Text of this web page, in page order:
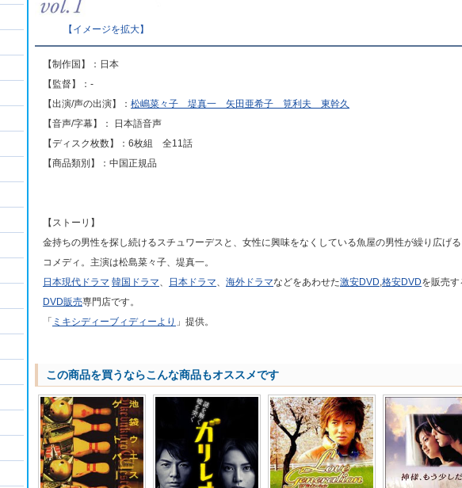
【イメージを拡大】
【制作国】：日本
【監督】：-
【出演/声の出演】： 松嶋菜々子 堤真一 矢田亜希子 筧利夫 東幹久
【音声/字幕】： 日本語音声
【ディスク枚数】：6枚組 全11話
【商品類別】：中国正規品
【ストーリ】
金持ちの男性を探し続けるスチュワーデスと、女性に興味をなくしている魚屋の男性が繰り広げ
コメディ。主演は松島菜々子、堤真一。
日本現代ドラマ 韓国ドラマ、 日本ドラマ、 海外ドラマなどをあわせた激安DVD,格安DVDを販売す
DVD販売専門店です。
「 ミキシディーブィディーより 」提供。
この商品を買うならこんな商品もオススメです